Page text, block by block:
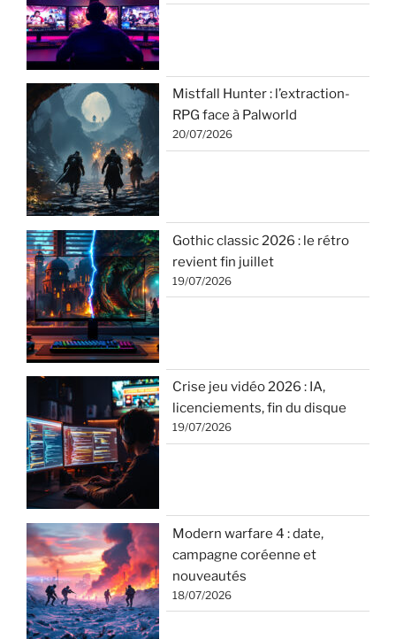
Mistfall Hunter : l’extraction-
RPG face à Palworld
20/07/2026
Gothic classic 2026 : le rétro
revient fin juillet
19/07/2026
Crise jeu vidéo 2026 : IA,
licenciements, fin du disque
19/07/2026
Modern warfare 4 : date,
campagne coréenne et
nouveautés
18/07/2026